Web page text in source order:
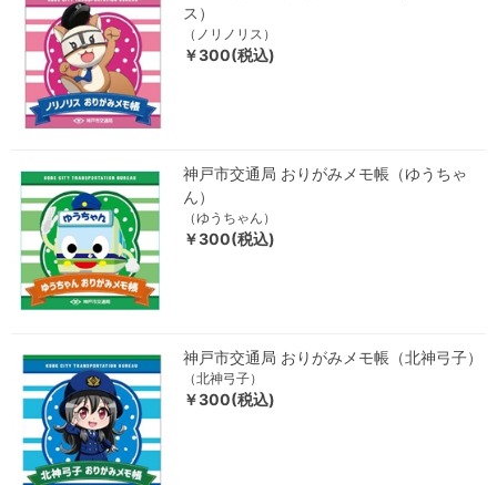
ス）
（ノリノリス）
￥300(税込)
神戸市交通局 おりがみメモ帳（ゆうちゃ
ん）
（ゆうちゃん）
￥300(税込)
神戸市交通局 おりがみメモ帳（北神弓子）
（北神弓子）
￥300(税込)